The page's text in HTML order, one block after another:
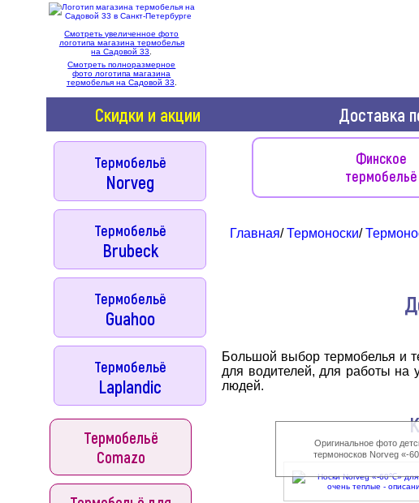
Смотреть увеличенное фото
логотипа магазина термобелья
на Садовой 33
Смотреть полноразмерное
фото логотипа магазина
термобелья на Садовой 33
Скидки и акции Доставка
Термобельё
Comazo
Финское
термобельё
Главная/ Термоноски/
Большой выбор термобелья и
для водителей, для работы на
людей.
Оригинальное фото
термоносков Norveg «-
Термобельё
Norveg
Термобельё
Brubeck
Термобельё
Guahoo
Термобельё
Laplandic